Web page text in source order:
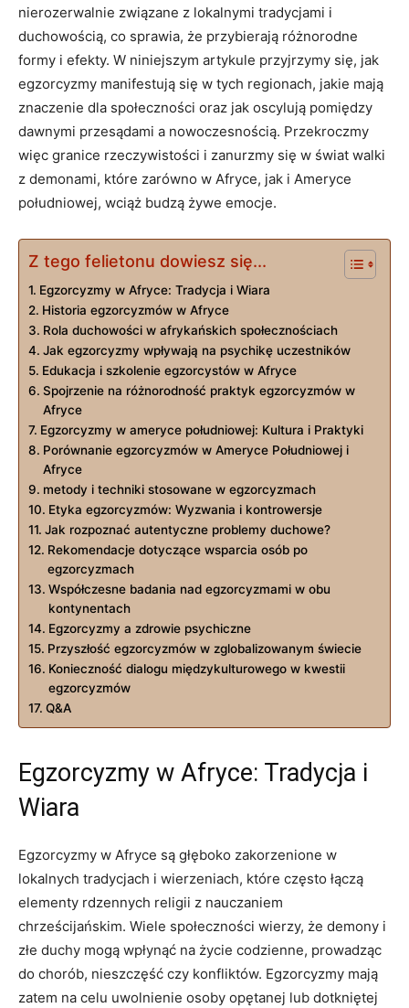
nierozerwalnie związane z lokalnymi tradycjami i
duchowością, co sprawia, że przybierają różnorodne
formy i efekty. W niniejszym artykule przyjrzymy się, jak
egzorcyzmy manifestują się w tych regionach, jakie mają
znaczenie dla ⁤społeczności oraz jak oscylują pomiędzy
dawnymi przesądami a nowoczesnością. Przekroczmy
więc granice rzeczywistości i zanurzmy się w świat walki
z demonami, które ‍zarówno w Afryce, jak i Ameryce
południowej, wciąż budzą żywe emocje.
Z tego felietonu dowiesz się...
Egzorcyzmy w Afryce: Tradycja i ‍Wiara
Historia egzorcyzmów w Afryce
Rola duchowości w afrykańskich ⁣społecznościach
Jak egzorcyzmy wpływają na psychikę uczestników
Edukacja i szkolenie egzorcystów w Afryce
Spojrzenie na różnorodność praktyk egzorcyzmów‍ w
Afryce
Egzorcyzmy w ameryce południowej: Kultura i Praktyki
Porównanie egzorcyzmów w Ameryce Południowej i
Afryce
metody i techniki stosowane w egzorcyzmach
Etyka egzorcyzmów: Wyzwania i kontrowersje
Jak rozpoznać⁣ autentyczne problemy duchowe?
Rekomendacje dotyczące wsparcia osób po​
egzorcyzmach
Współczesne badania nad egzorcyzmami w obu
kontynentach
Egzorcyzmy‍ a zdrowie psychiczne
Przyszłość egzorcyzmów w zglobalizowanym świecie
Konieczność​ dialogu międzykulturowego w kwestii
egzorcyzmów
Q&A
Egzorcyzmy w Afryce: Tradycja i
‍Wiara
Egzorcyzmy w Afryce są głęboko zakorzenione w
lokalnych tradycjach i wierzeniach, które często łączą
elementy rdzennych religii z nauczaniem
chrześcijańskim. Wiele społeczności wierzy, że demony i
złe duchy mogą wpłynąć na życie codzienne, prowadząc
do chorób, nieszczęść czy konfliktów. Egzorcyzmy mają
zatem na celu uwolnienie osoby ‌opętanej lub dotkniętej